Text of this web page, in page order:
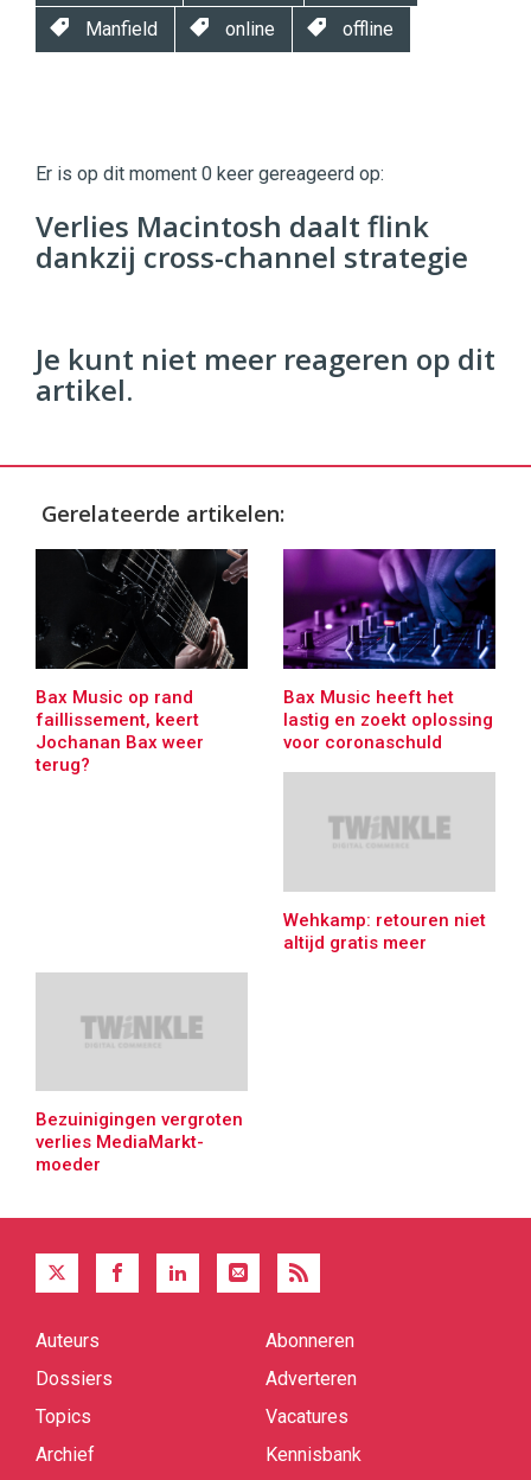
Manfield online offline
|
Digital
Commercehttps://twinklemagazine.nl
9654
Er is op dit moment 0 keer gereageerd op:
Verlies Macintosh daalt flink
dankzij cross-channel strategie
Je kunt niet meer reageren op dit
artikel.
Gerelateerde artikelen:
Bax Music op rand
faillissement, keert
Jochanan Bax weer
terug?
Bax Music heeft het
lastig en zoekt oplossing
voor coronaschuld
Wehkamp: retouren niet
altijd gratis meer
Bezuinigingen vergroten
verlies MediaMarkt-
moeder
Quick
Auteurs
Dossiers
Topics
Archief
Abonneren
Adverteren
Vacatures
Kennisbank